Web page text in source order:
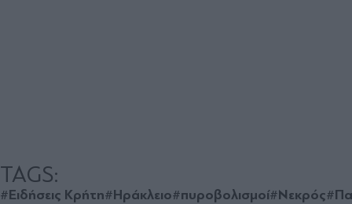
TAGS:
#Ειδήσεις Κρήτη#Ηράκλειο#πυροβολισμοί#Νεκρός